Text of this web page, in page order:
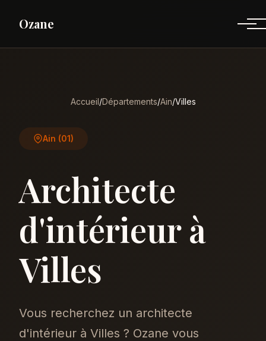
Ozane
Accueil/Départements/Ain/Villes
Ain (01)
Architecte
d'intérieur à
Villes
Vous recherchez un architecte
d'intérieur à Villes ? Ozane vous